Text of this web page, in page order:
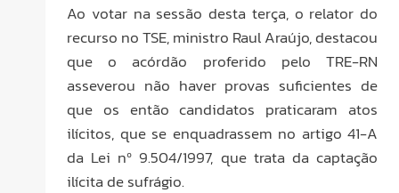
Ao votar na sessão desta terça, o relator do
recurso no TSE, ministro Raul Araújo, destacou
que o acórdão proferido pelo TRE-RN
asseverou não haver provas suficientes de
que os então candidatos praticaram atos
ilícitos, que se enquadrassem no artigo 41-A
da Lei nº 9.504/1997, que trata da captação
ilícita de sufrágio.